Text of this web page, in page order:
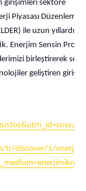
girişimleri sektöre
Piyasası Düzenleme
ile uzun yıllardır
Enerjim Sensin
birleştirerek
geliştiren
tr/discover/1/enerji?